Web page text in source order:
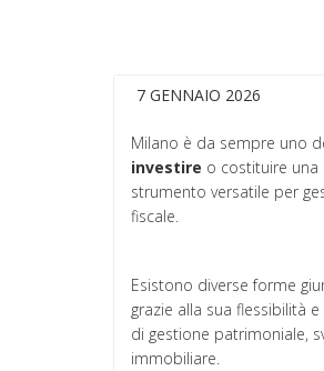
7 GENNAIO 2026
Milano è da sempre uno
investire o costituire una
strumento versatile per
fiscale.
Esistono diverse forme
grazie alla sua flessibilità e
di gestione patrimoniale,
immobiliare.